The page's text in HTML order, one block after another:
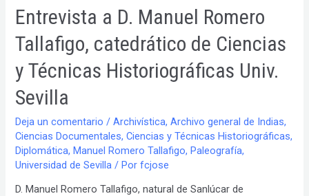
durante
la
época
moderna.
Metodología
para
su
estudio.
Entrevista a D. Manuel Romero
Tallafigo, catedrático de Ciencias
y Técnicas Historiográficas Univ.
Sevilla
Deja un comentario /Archivística,Archivo general de Indias,
Ciencias Documentales,Ciencias y Técnicas Historiográficas,
Diplomática,Manuel Romero Tallafigo,Paleografía,
Universidad de Sevilla / Porfcjose
D. Manuel Romero Tallafigo, natural de Sanlúcar de